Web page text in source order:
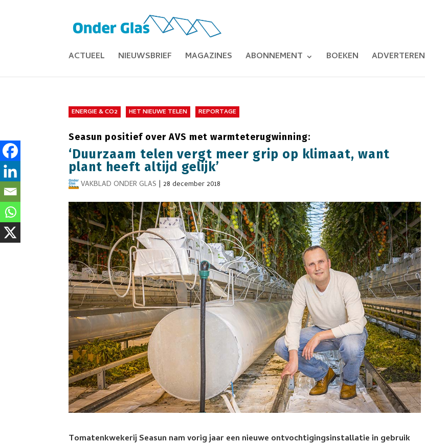
ACTUEEL NIEUWSBRIEF MAGAZINES ABONNEMENT BOEKEN ADVERTEREN
ENERGIE & CO2 HET NIEUWE TELEN REPORTAGE
Seasun positief over AVS met warmteterugwinning:
‘Duurzaam telen vergt meer grip op klimaat, want
plant heeft altijd gelijk’
VAKBLAD ONDER GLAS |28 december 2018
Tomatenkwekerij Seasun nam vorig jaar een nieuwe ontvochtigingsinstallatie in gebruik